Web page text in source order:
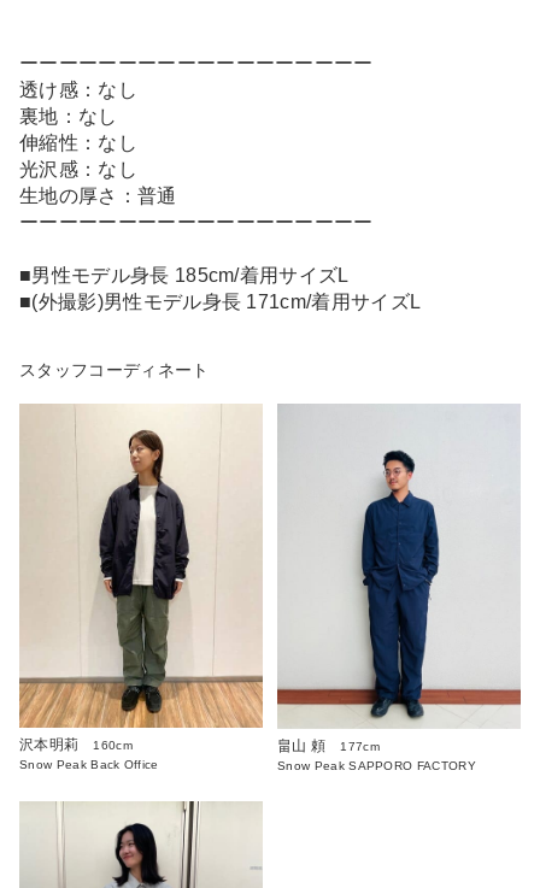
ーーーーーーーーーーーーーーーーーー
透け感：なし
裏地：なし
伸縮性：なし
光沢感：なし
生地の厚さ：普通
ーーーーーーーーーーーーーーーーーー
■男性モデル身長 185cm/着用サイズL
■(外撮影)男性モデル身長 171cm/着用サイズL
スタッフコーディネート
沢本明莉
160cm
Snow Peak Back Office
畠山 頼
177cm
Snow Peak SAPPORO FACTORY